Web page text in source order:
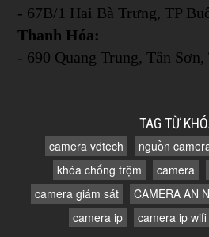
- 67B/1 Hai Bà Trưng, TP
Thanh Hóa:
- 690 Quang Trung, Tân Sơn,
TAG TỪ
camera vdtech nguồn
khóa chống trộm
camera
camera giám sát
CAMERA AN
camera ip
camera ip wifi